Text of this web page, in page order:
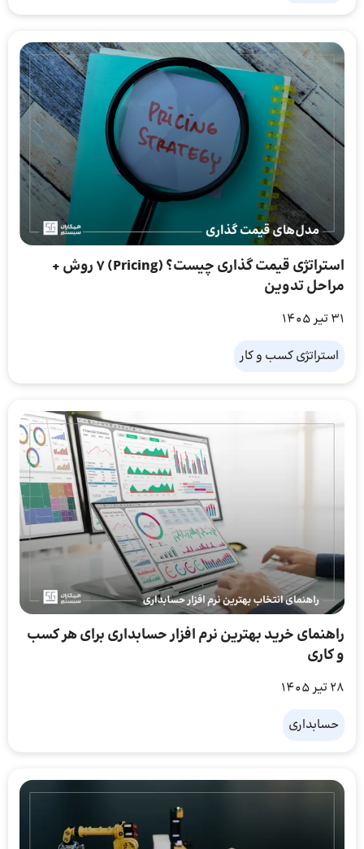
استراتژی قیمت گذاری چیست؟ (Pricing) ۷ روش‌ +
مراحل تدوین
31 تیر 1405
استراتژی کسب و کار
راهنمای خرید بهترین نرم افزار حسابداری برای هر کسب
و کاری
28 تیر 1405
حسابداری